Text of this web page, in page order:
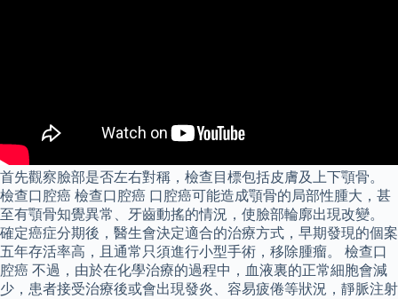
首先觀察臉部是否左右對稱，檢查目標包括皮膚及上下顎骨。
檢查口腔癌 檢查口腔癌 口腔癌可能造成顎骨的局部性腫大，甚
至有顎骨知覺異常、牙齒動搖的情況，使臉部輪廓出現改變。
確定癌症分期後，醫生會決定適合的治療方式，早期發現的個案
五年存活率高，且通常只須進行小型手術，移除腫瘤。 檢查口
腔癌 不過，由於在化學治療的過程中，血液裏的正常細胞會減
少，患者接受治療後或會出現發炎、容易疲倦等狀況，靜脈注射